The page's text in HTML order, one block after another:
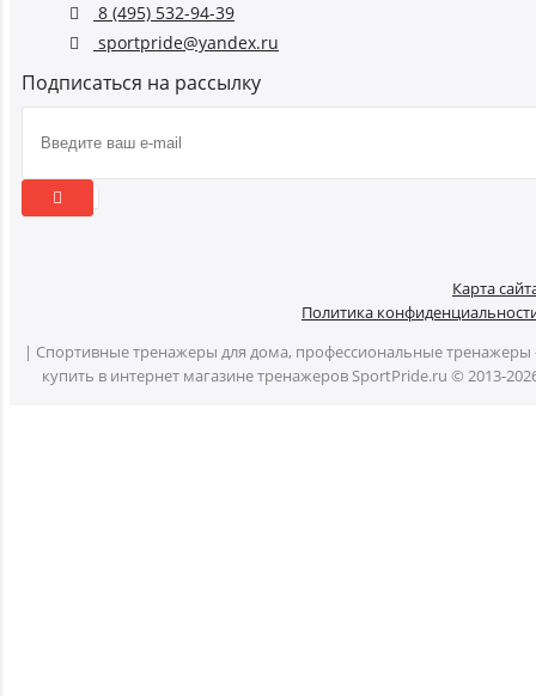
8 (495) 532-94-39
sportpride@yandex.ru
Подписаться на рассылку
Карта
Политика
| Спортивные тренажеры для дома, профессиональные тренажеры
купить в интернет магазине тренажеров SportPride.ru © 2013-